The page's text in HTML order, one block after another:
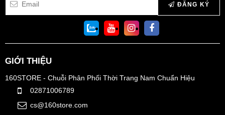
ĐĂNG KÝ
GIỚI THIỆU
160STORE - Chuỗi Phân Phối Thời Trang Nam Chuẩn Hiệu
02871006789
cs@160store.com